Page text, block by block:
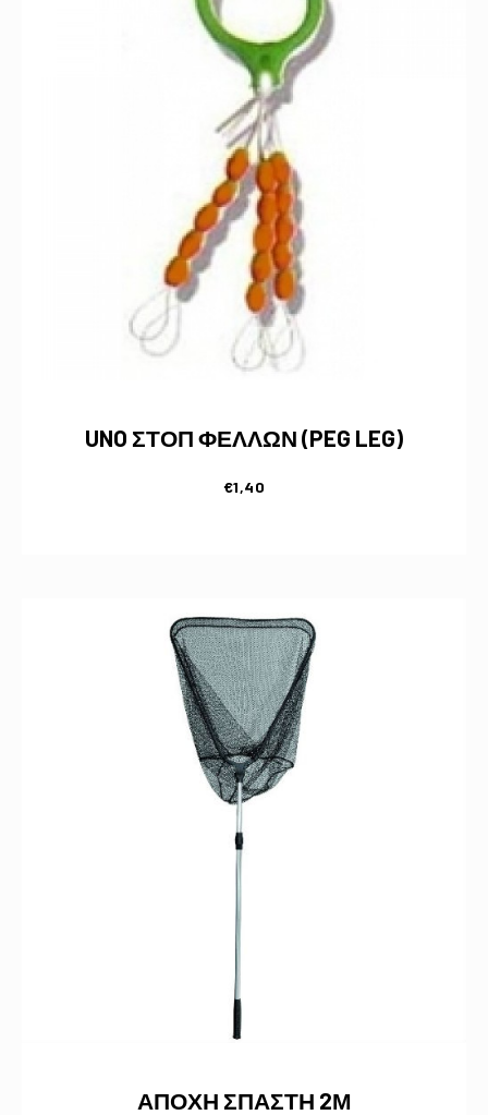
UNO ΣΤΟΠ ΦΕΛΛΩΝ (PEG LEG)
€1,40
ΑΠΟΧΗ ΣΠΑΣΤΗ 2Μ